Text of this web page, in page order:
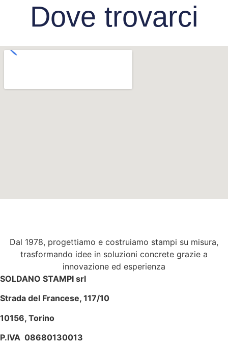
Dove trovarci
Dal 1978, progettiamo e costruiamo stampi su misura,
trasformando idee in soluzioni concrete grazie a
innovazione ed esperienza
SOLDANO STAMPI srl
Strada del Francese, 117/10
10156, Torino
P.IVA 08680130013